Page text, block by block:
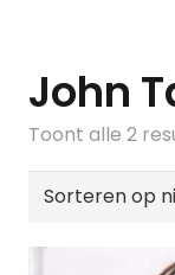
John
Toont alle 2